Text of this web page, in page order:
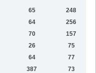
65 248
64 256
70
157
26
75
64
77
387
73